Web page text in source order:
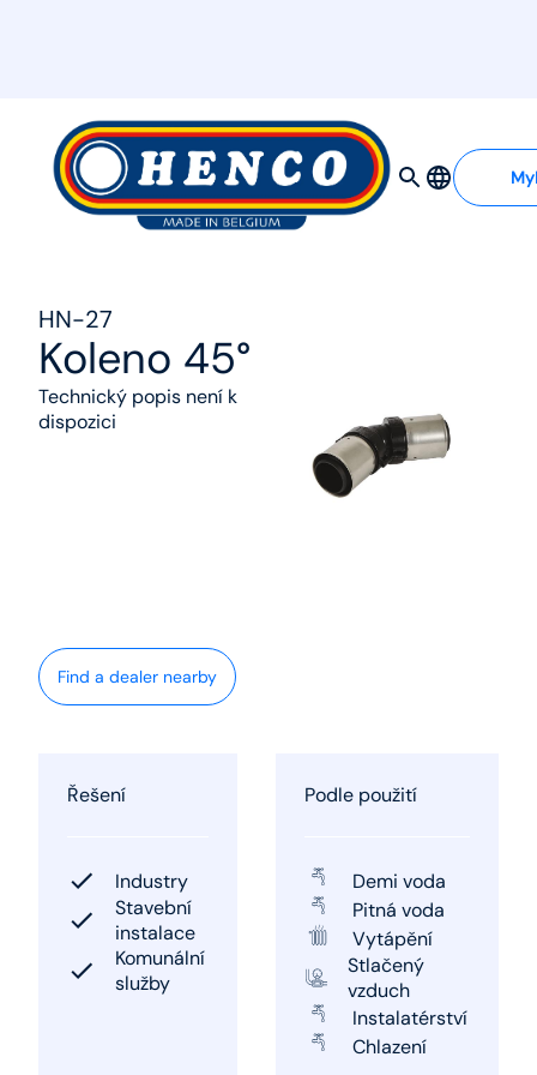
HN-27
Koleno 45°
Technický popis není k
dispozici
Find a dealer nearby
Řešení
Industry
Stavební
instalace
Komunální
služby
Podle použití
Demi voda
Pitná voda
Vytápění
Stlačený
vzduch
Instalatérství
Chlazení